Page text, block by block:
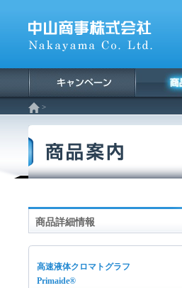
>
商品詳細情報
高速液体クロマトグラフ
Primaide®